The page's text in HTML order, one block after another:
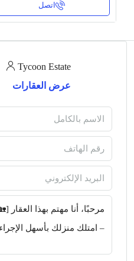
اتصل
Tycoon Estate
عرض العقارات